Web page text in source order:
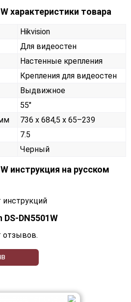
характеристики товара
Hikvision
Для видеостен
Настенные крепления
Крепления для видеостен
Выдвижное
55"
736 х 684,5 х 65–239
7.5
Черный
инструкция на русском
инструкций
DS-DN5501W
отзывов.